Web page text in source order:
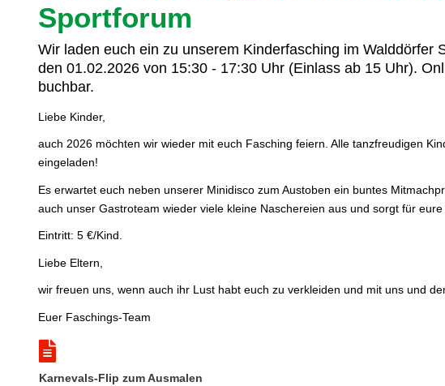
Sportforum
Wir laden euch ein zu unserem Kinderfasching im Walddörfer
den 01.02.2026 von 15:30 - 17:30 Uhr (Einlass ab 15 Uhr).
buchbar.
Liebe Kinder,
auch 2026 möchten wir wieder mit euch Fasching feiern. Alle tanzfreudigen
eingeladen!
Es erwartet euch neben unserer Minidisco zum Austoben ein buntes
auch unser Gastroteam wieder viele kleine Naschereien aus und sorgt für eure
Eintritt: 5 €/Kind.
Liebe Eltern,
wir freuen uns, wenn auch ihr Lust habt euch zu verkleiden und mit uns und
Euer Faschings-Team
Karnevals-Flip zum Ausmalen